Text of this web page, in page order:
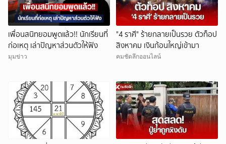
เพื่อนสนิทยอมพูดแล้ว!! นักเรียนที่
ก่อเหตุ เล่าปัญหาส่วนตัวให้ฟัง
มุมข่าว
"4 ราศี" ร้ายกลายเป็นรวย ตัวท็อป
สิงหาคม เงินก้อนใหญ่เข้ามา
คมชัดลึกออนไลน์